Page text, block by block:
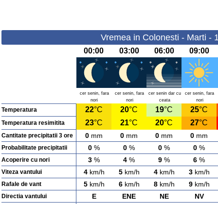
Vremea in Colonesti - Marti -
00:00 03:00 06:00 09:00
cer senin, fara
nori
cer senin, fara
nori
cer senin dar cu
ceata
cer senin, fara
nori
Temperatura 22°C 20°C 19°C 25°C
Temperatura resimitita 23°C 21°C 20°C 27°C
Cantitate precipitatii 3 ore 0 mm 0 mm 0 mm 0 mm
Probabilitate precipitatii 0 % 0 % 0 % 0 %
Acoperire cu nori 3 % 4 % 9 % 6 %
Viteza vantului 4km/h 5km/h 4km/h 3km/h
Rafale de vant 5km/h 6km/h 8km/h 9km/h
Directia vantului E ENE NE NV